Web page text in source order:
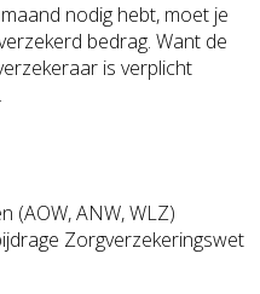
nodig hebt, moet je
bedrag. Want de
is verplicht
(AOW, ANW, WLZ)
Zorgverzekeringswet